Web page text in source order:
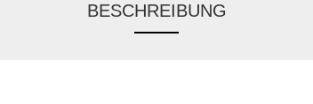
BESCHREIBUNG